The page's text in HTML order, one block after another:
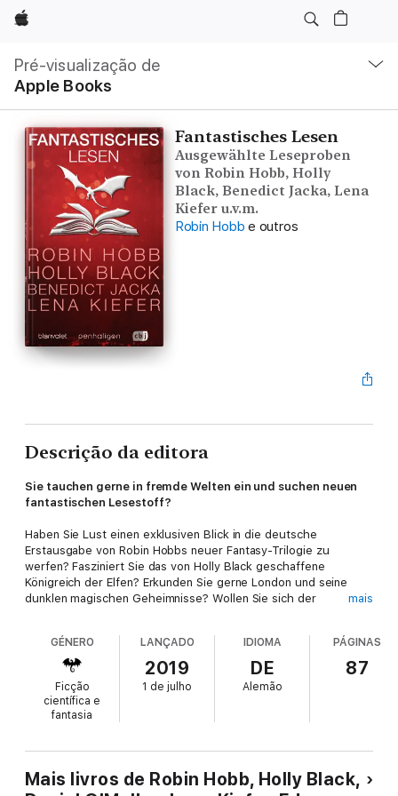
Apple
Pré-visualização de
Apple Books
local
Abrir
menu
Fantastisches Lesen
Ausgewählte Leseproben
von Robin Hobb, Holly
Black, Benedict Jacka, Lena
Kiefer u.v.m.
Robin Hobb e outros
Descrição da editora
Sie tauchen gerne in fremde Welten ein und suchen neuen
fantastischen Lesestoff?
Haben Sie Lust einen exklusiven Blick in die deutsche
Erstausgabe von Robin Hobbs neuer Fantasy-Trilogie zu
werfen? Fasziniert Sie das von Holly Black geschaffene
Königreich der Elfen? Erkunden Sie gerne London und seine
dunklen magischen Geheimnisse? Wollen Sie sich der
muss? Oder fiebern Sie gerne mit, wenn die Ash Princess ihren
rechtmäßigen Platz auf dem Thron erkämpfen wird?
Sie sind auf der Suche nach einer neuen Lieblings-Fantasy-
Reihe? Oder Sie möchten sich wieder einmal eine magische
Auszeit vom Alltag gönnen?
Das kostenlose eBook enthält Leseproben zu:
mais
GÉNERO
Ficção
científica e
fantasia
LANÇADO
2019
1 de julho
IDIOMA
DE
Alemão
PÁGINAS
87
Mais livros de Robin Hobb, Holly Black,